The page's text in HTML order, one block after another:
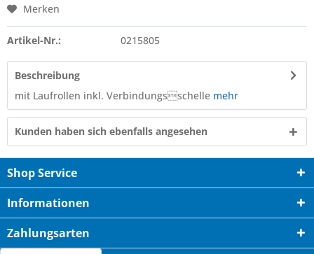
Merken
Artikel-Nr.: 0215805
Beschreibung
mit Laufrollen inkl. Verbindungsschelle mehr
Kunden haben sich ebenfalls angesehen
Shop Service
Informationen
Zahlungsarten